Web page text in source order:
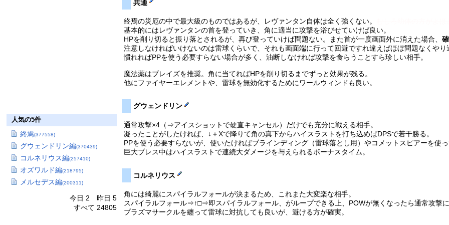
共通
終焉の災厄の中で最大級のものではあるが、レヴァンタン自体は全く強くない。
基本的にはレヴァンタンの首を登っていき、角に適当に攻撃を浴びせていけば良い。
HPを削り切ると振り落とされるが、再び登っていけば問題ない。また首が一度画面外に消えた場合、
注意しなければいけないのは雷球くらいで、それも画面端に行って回避ですれ違えばほぼ問題なくやり
慣れればPPを使う必要すらない場合が多く、油断しなければ攻撃を食らうことすら珍しい相手。
魔法薬はブレイズを推奨。角に当てればHPを削り切るまでずっと効果が残る。
他にファイヤーエレメントや、雷球を無効化するためにワールウィンドも良い。
グウェンドリン
通常攻撃×4（⇒アイスショットで硬直キャンセル）だけでも充分に戦える相手。
凝ったことがしたければ、↓＋Xで降りて角の真下からハイスラストを打ち込めばDPSで若干勝る。
PPを使う必要すらないが、使いたければブラインディング（雷球落とし用）やコメットスピアーを使っ
巨大ブレス中はハイスラストで連続大ダメージを与えられるボーナスタイム。
コルネリウス
角には綺麗にスパイラルフォールが決まるため、これまた大変楽な相手。
スパイラルフォール⇒↑□⇒即スパイラルフォール、がループできる上、POWが無くなったら通常攻撃に
プラズマサークルを纏って雷球に対抗しても良いが、避ける方が確実。
人気の5件
終焉(377558)
グウェンドリン編(370439)
コルネリウス編(257410)
オズワルド編(218795)
メルセデス編(200311)
今日 2 昨日 5
すべて 24805